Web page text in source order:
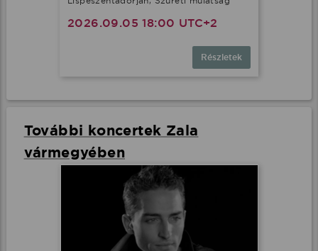
2026.09.05 18:00 UTC+2
Részletek
További koncertek Zala
vármegyében